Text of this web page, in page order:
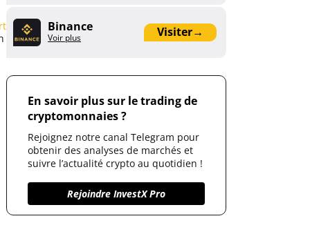
Binance Visiter→
Voir plus
En savoir plus sur le trading de
cryptomonnaies ?
Rejoignez notre canal Telegram pour
obtenir des analyses de marchés et
suivre l’actualité crypto au quotidien !
Rejoindre InvestX Pro